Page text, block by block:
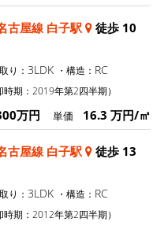
古屋線 白子駅
徒歩 10
り： 3LDK ・構造： RC
時期：2019年第2四半期）
万円 単価 16.3 万円/㎡
古屋線 白子駅
徒歩 13
り： 3LDK ・構造： RC
時期：2012年第2四半期）